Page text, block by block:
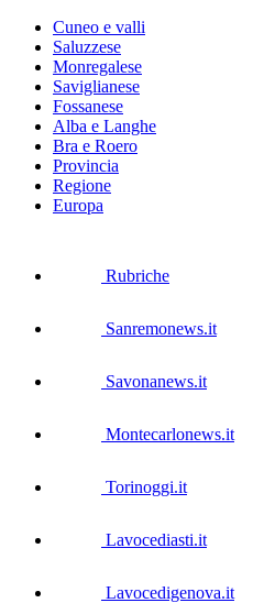
Cuneo e valli
Saluzzese
Monregalese
Saviglianese
Fossanese
Alba e Langhe
Bra e Roero
Provincia
Regione
Europa
Rubriche
Sanremonews.it
Savonanews.it
Montecarlonews.it
Torinoggi.it
Lavocediasti.it
Lavocedigenova.it